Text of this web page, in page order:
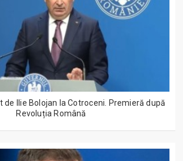
de Ilie Bolojan la Cotroceni. Premieră după
Revoluția Română